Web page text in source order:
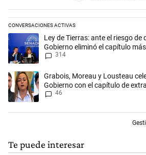
CONVERSACIONES ACTIVAS
Este listado muestra los artículos con más
Un artículo de tendencia con el título "Ley
Ley de Tierras: ante el riesgo de
Gobierno eliminó el capítulo
314
Un artículo de tendencia con el título
Grabois, Moreau y Lousteau
Gobierno con el capítulo de
46